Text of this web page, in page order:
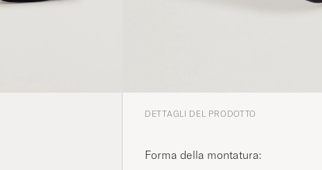
DETTAGLI DEL PRODOTTO
Forma della montatura: